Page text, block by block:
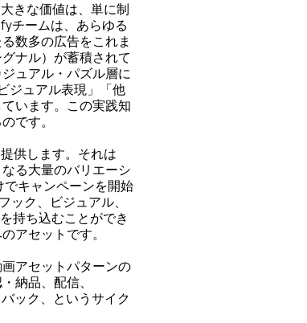
きな価値は、単に制
チームは、あらゆる
数多の広告をこれま
ナル）が蓄積されて
ュアル・パズル層に
ジュアル表現」「他
います。この実践知
です。
供します。それは
る大量のバリエーシ
キャンペーンを開始
ック、ビジュアル、
持ち込むことができ
アセットです。
アセットパターンの
納品、配信、
ック、というサイク